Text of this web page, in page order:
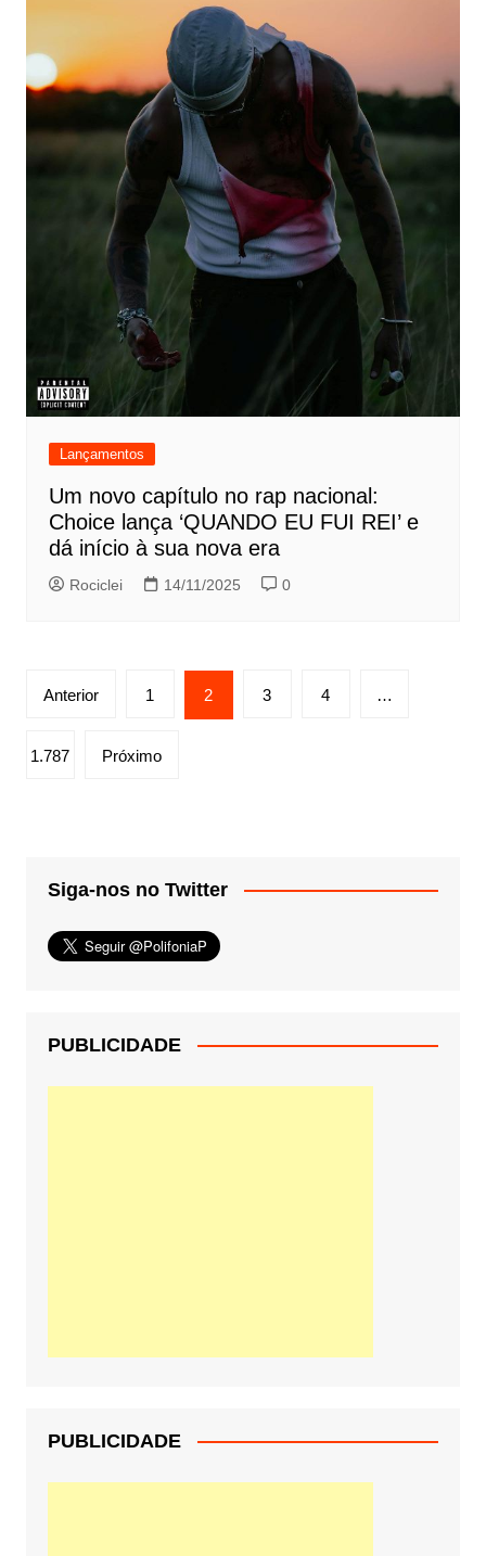
Lançamentos
Um novo capítulo no rap nacional:
Choice lança ‘QUANDO EU FUI REI’ e
dá início à sua nova era
Rociclei 14/11/2025 0
Paginação
posts
Anterior 1 2 3 4 …
1.787 Próximo
Siga-nos no Twitter
PUBLICIDADE
PUBLICIDADE